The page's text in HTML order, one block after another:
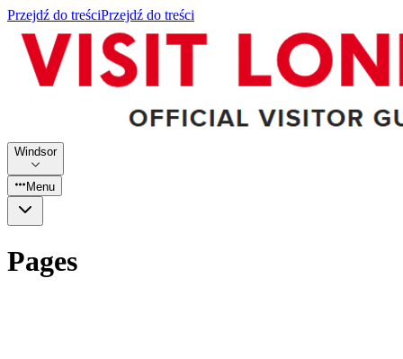
Przejdź do treściPrzejdź do treści
Windsor
Menu
Pages